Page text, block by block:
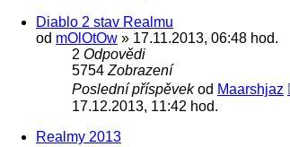
Diablo 2 stav Realmu
od mOlOtOw » 17.11.2013, 06:48 hod.
2 Odpovědi
5754 Zobrazení
Poslední příspěvekod Maarshjaz
17.12.2013, 11:42 hod.
Realmy 2013